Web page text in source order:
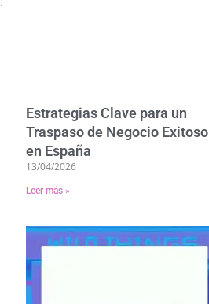
Estrategias Clave para un
Traspaso de Negocio Exitoso
en España
13/04/2026
Leer más »